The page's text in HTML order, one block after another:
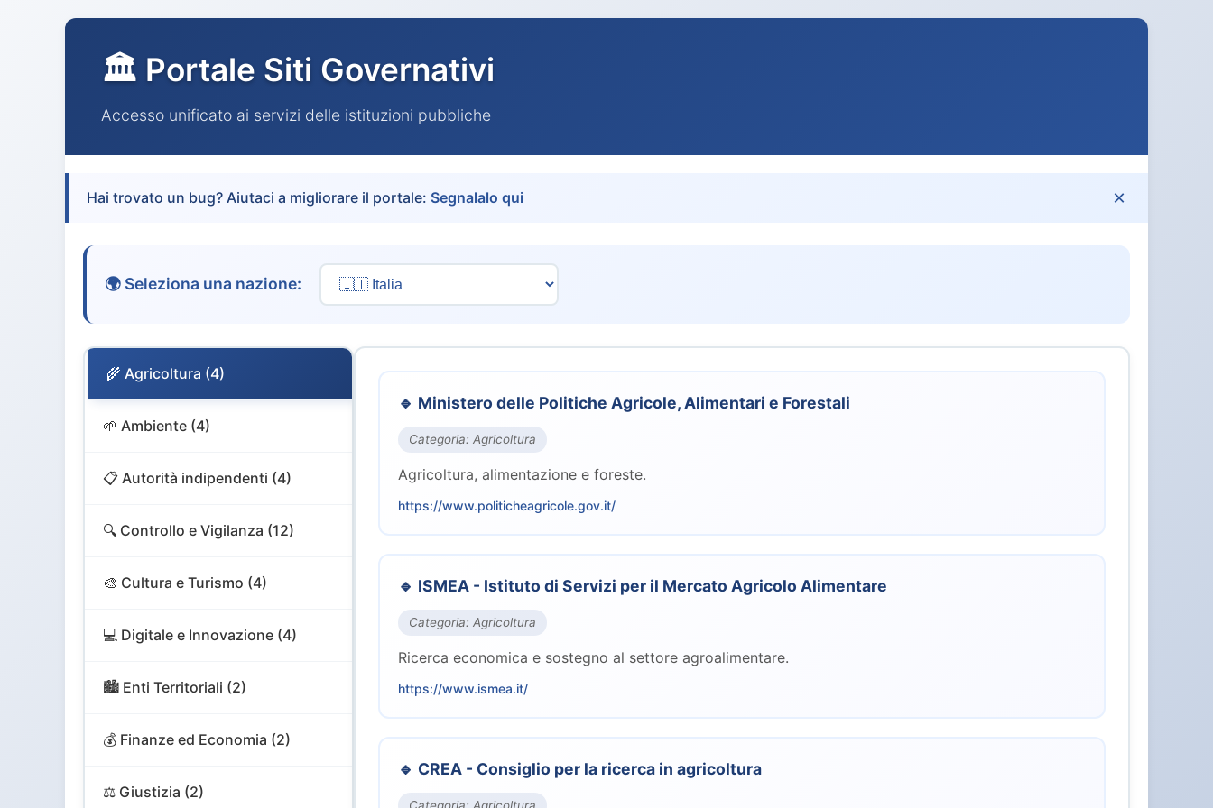
🏛️ Portale Siti Governativi
Accesso unificato ai servizi delle istituzioni pubbliche
Hai trovato un bug? Aiutaci a migliorare il portale: Segnalalo qui ×
🌍 Seleziona una nazione:
🌾 Agricoltura (4)
🌱 Ambiente (4)
📋 Autorità indipendenti (4)
🔍 Controllo e Vigilanza (12)
🎨 Cultura e Turismo (4)
💻 Digitale e Innovazione (4)
🏙️ Enti Territoriali (2)
💰 Finanze ed Economia (2)
⚖️ Giustizia (2)
🔹 Ministero delle Politiche Agricole, Alimentari e Forestali
Categoria: Agricoltura
Agricoltura, alimentazione e foreste.
https://www.politicheagricole.gov.it/
🔹 ISMEA - Istituto di Servizi per il Mercato Agricolo Alimentare
Categoria: Agricoltura
Ricerca economica e sostegno al settore agroalimentare.
https://www.ismea.it/
🔹 CREA - Consiglio per la ricerca in agricoltura